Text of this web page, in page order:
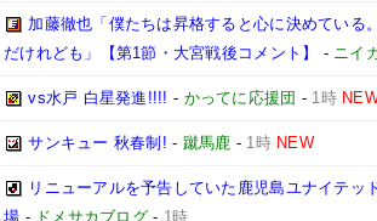
加藤徹也「僕たちは昇格すると心に決めてい
だけれども」【第1節・大宮戦後コメント】
- ニイ
vs水戸 白星発進!!!! - かってに応援団 - 1時
サンキュー 秋春制! - 蹴馬鹿 - 1時 NEW
リニューアルを予告していた鹿児島ユナイテッ
場 - ドメサカブログ- 1時